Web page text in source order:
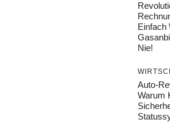
Einfach
Nie!
Auto-
Warum